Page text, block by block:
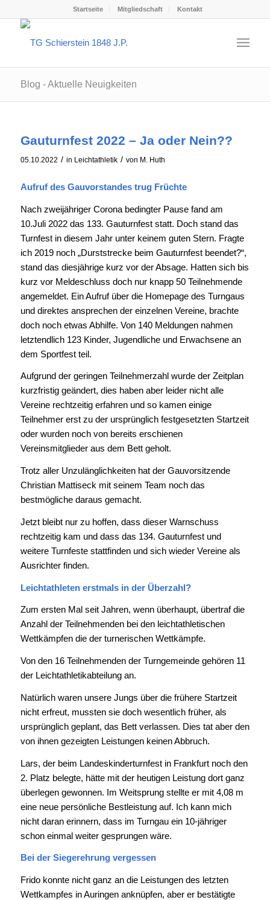
Startseite Mitgliedschaft Kontakt
Blog - Aktuelle Neuigkeiten
Gauturnfest 2022 – Ja oder Nein??
05.10.2022 / in Leichtathletik / von M. Huth
Aufruf des Gauvorstandes trug Früchte
Nach zweijähriger Corona bedingter Pause fand am
10.Juli 2022 das 133. Gauturnfest statt. Doch stand das
Turnfest in diesem Jahr unter keinem guten Stern. Fragte
ich 2019 noch „Durststrecke beim Gauturnfest beendet?“,
stand das diesjährige kurz vor der Absage. Hatten sich bis
kurz vor Meldeschluss doch nur knapp 50 Teilnehmende
angemeldet. Ein Aufruf über die Homepage des Turngaus
und direktes ansprechen der einzelnen Vereine, brachte
doch noch etwas Abhilfe. Von 140 Meldungen nahmen
letztendlich 123 Kinder, Jugendliche und Erwachsene an
dem Sportfest teil.
Aufgrund der geringen Teilnehmerzahl wurde der Zeitplan
kurzfristig geändert, dies haben aber leider nicht alle
Vereine rechtzeitig erfahren und so kamen einige
Teilnehmer erst zu der ursprünglich festgesetzten Startzeit
oder wurden noch von bereits erschienen
Vereinsmitglieder aus dem Bett geholt.
Trotz aller Unzulänglichkeiten hat der Gauvorsitzende
Christian Mattiseck mit seinem Team noch das
bestmögliche daraus gemacht.
Jetzt bleibt nur zu hoffen, dass dieser Warnschuss
rechtzeitig kam und dass das 134. Gauturnfest und
weitere Turnfeste stattfinden und sich wieder Vereine als
Ausrichter finden.
Leichtathleten erstmals in der Überzahl?
Zum ersten Mal seit Jahren, wenn überhaupt, übertraf die
Anzahl der Teilnehmenden bei den leichtathletischen
Wettkämpfen die der turnerischen Wettkämpfe.
Von den 16 Teilnehmenden der Turngemeinde gehören 11
der Leichtathletikabteilung an.
Natürlich waren unsere Jungs über die frühere Startzeit
nicht erfreut, mussten sie doch wesentlich früher, als
ursprünglich geplant, das Bett verlassen. Dies tat aber den
von ihnen gezeigten Leistungen keinen Abbruch.
Lars, der beim Landeskinderturnfest in Frankfurt noch den
2. Platz belegte, hätte mit der heutigen Leistung dort ganz
überlegen gewonnen. Im Weitsprung stellte er mit 4,08 m
eine neue persönliche Bestleistung auf. Ich kann mich
nicht daran erinnern, dass im Turngau ein 10-jähriger
schon einmal weiter gesprungen wäre.
Bei der Siegerehrung vergessen
Frido konnte nicht ganz an die Leistungen des letzten
Wettkampfes in Auringen anknüpfen, aber er bestätigte